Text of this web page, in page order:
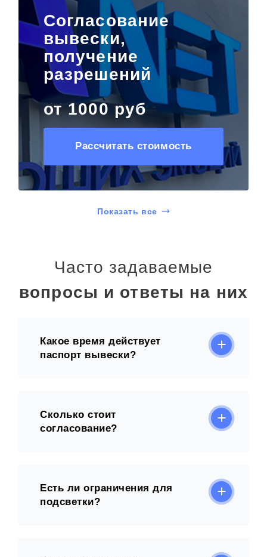
Согласование
вывески,
получение
разрешений
от 1000 руб
Рассчитать стоимость
Показать все
Часто задаваемые
вопросы и ответы на них
Какое время действует
паспорт вывески?
Сколько стоит
согласование?
Есть ли ограничения для
подсветки?